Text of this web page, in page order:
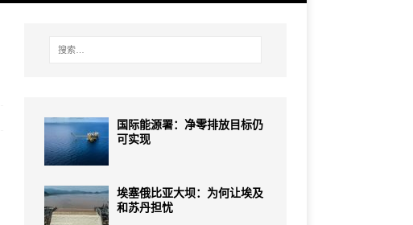
国际能源署：净零排放目标仍
可实现
埃塞俄比亚大坝：为何让埃及
和苏丹担忧